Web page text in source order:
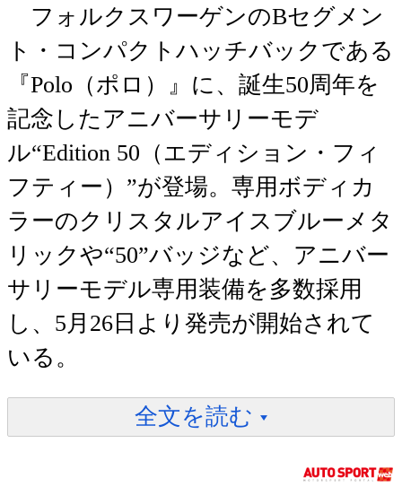
フォルクスワーゲンのBセグメン
ト・コンパクトハッチバックである
『Polo（ポロ）』に、誕生50周年を
記念したアニバーサリーモデ
ル“Edition 50（エディション・フィ
フティー）”が登場。専用ボディカ
ラーのクリスタルアイスブルーメタ
リックや“50”バッジなど、アニバー
サリーモデル専用装備を多数採用
し、5月26日より発売が開始されて
いる。
全文を読む